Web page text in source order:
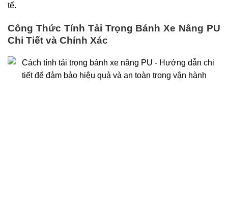
tế.
Công Thức Tính Tải Trọng Bánh Xe Nâng PU
Chi Tiết và Chính Xác